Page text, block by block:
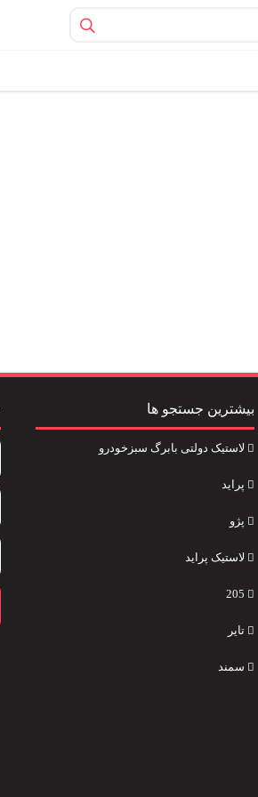
بیشترین جستجو ها
لاستیک دولتی بابرگ سبزخودرو
پراید
پژو
لاستیک پراید
205
تایر
سمند